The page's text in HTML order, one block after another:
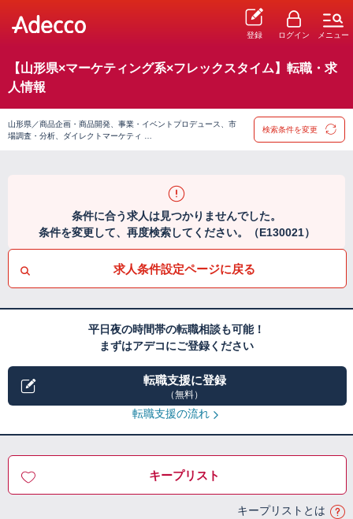
登録 ログイン メニュー
【山形県×マーケティング系×フレックスタイム】転職・求
人情報
山形県／商品企画・商品開発、事業・イベントプロデュース、市
場調査・分析、ダイレクトマーケティ …
検索条件を変更
条件に合う求人は見つかりませんでした。
条件を変更して、再度検索してください。（E130021）
求人条件設定ページに戻る
平日夜の時間帯の転職相談も可能！
まずはアデコにご登録ください
転職支援に登録
（無料）
転職支援の流れ
キープリスト
キープリストとは